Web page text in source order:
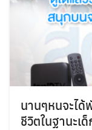
นานๆหนจะได้
ชีวิตในฐานะเ